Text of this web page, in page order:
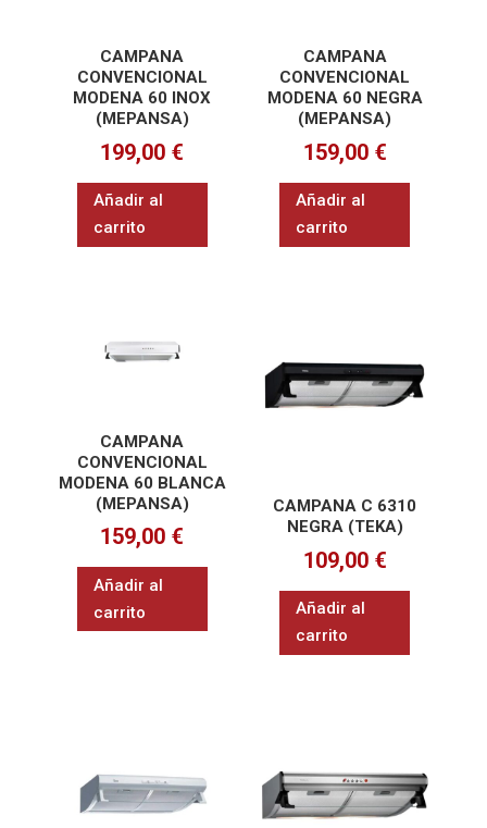
CAMPANA
CONVENCIONAL
MODENA 60 INOX
(MEPANSA)
199,00 €
Añadir al
carrito
CAMPANA
CONVENCIONAL
MODENA 60 NEGRA
(MEPANSA)
159,00 €
Añadir al
carrito
CAMPANA
CONVENCIONAL
MODENA 60 BLANCA
(MEPANSA)
159,00 €
Añadir al
carrito
CAMPANA C 6310
NEGRA (TEKA)
109,00 €
Añadir al
carrito